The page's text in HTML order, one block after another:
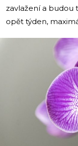
zavlažení a budou
opět týden,